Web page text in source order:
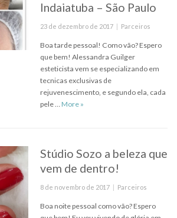
Indaiatuba – São Paulo
Posted
23 de dezembro de 2017 Categories
Parceiros
Boa tarde pessoal! Como vão? Espero
que bem! Alessandra Guilger
esteticista vem se especializando em
tecnicas exclusivas de
rejuvenescimento, e segundo ela, cada
pele …More Rejuvenescimento com
»
Stúdio Sozo a beleza que
vem de dentro!
Posted
8 de novembro de 2017 Categories
Parceiros
Boa noite pessoal como vão? Espero